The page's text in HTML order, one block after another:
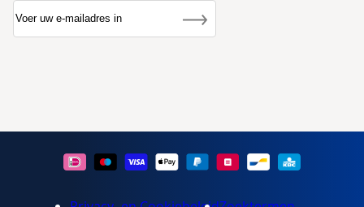
Nieuwsbrief
Inschrijven